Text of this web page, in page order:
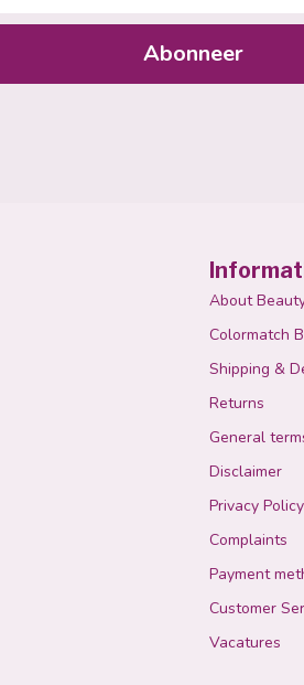
Abonneer
About
Colormatch
Shipping &
Returns
General
Disclaimer
Privacy Policy
Complaints
Payment
Customer
Vacatures